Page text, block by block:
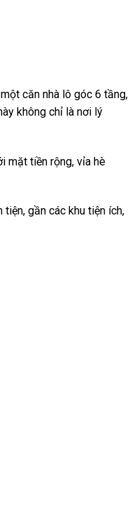
căn nhà lô góc 6 tầng,
không chỉ là nơi lý
mặt tiền rộng, vỉa hè
gần các khu tiện ích,